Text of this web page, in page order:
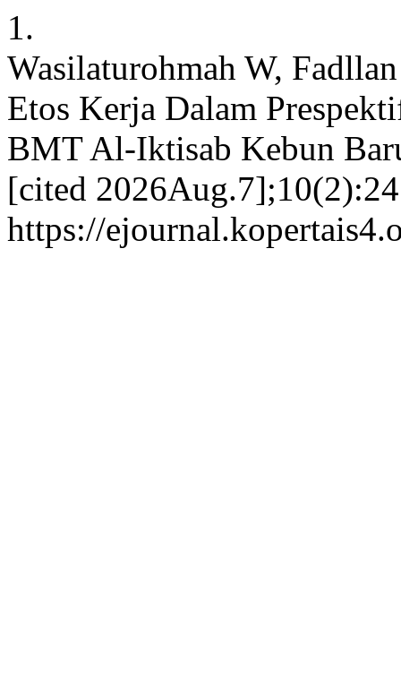
1.
Wasilaturohmah W,
Etos Kerja Dalam
BMT Al-Iktisab Kebun
[cited
https://